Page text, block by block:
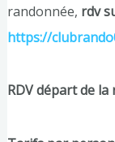
randonnée, rdv
https://
RDV départ de la